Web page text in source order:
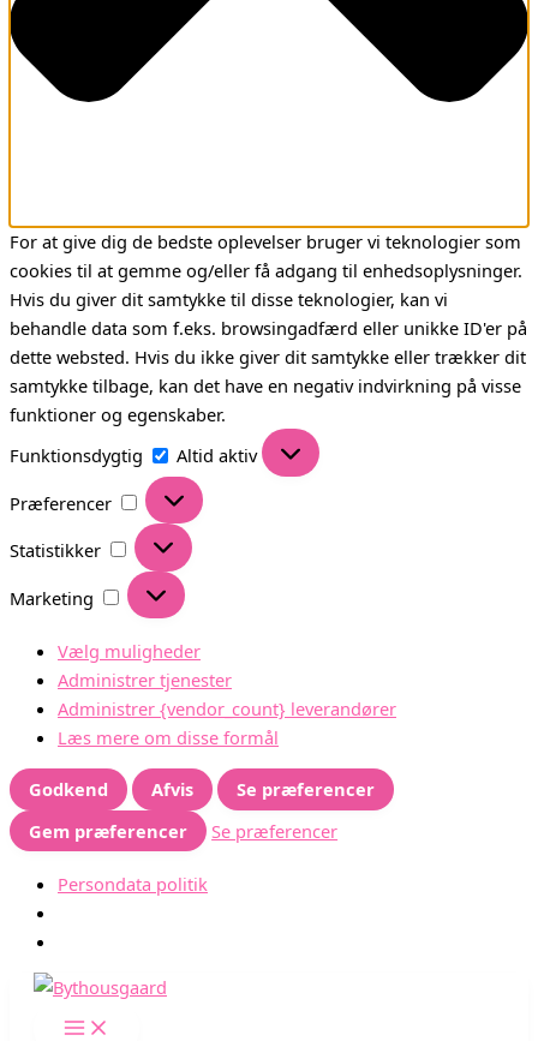
For at give dig de bedste oplevelser bruger vi teknologier som
cookies til at gemme og/eller få adgang til enhedsoplysninger.
Hvis du giver dit samtykke til disse teknologier, kan vi
behandle data som f.eks. browsingadfærd eller unikke ID'er på
dette websted. Hvis du ikke giver dit samtykke eller trækker dit
samtykke tilbage, kan det have en negativ indvirkning på visse
funktioner og egenskaber.
Funktionsdygtig
Funktionsdygtig
Altid aktiv
Præferencer
Præferencer
Statistikker
Statistikker
Marketing
Marketing
Vælg muligheder
Administrer tjenester
Administrer {vendor_count} leverandører
Læs mere om disse formål
Godkend Afvis
Se præferencer
Gem præferencer
Se præferencer
Persondata politik